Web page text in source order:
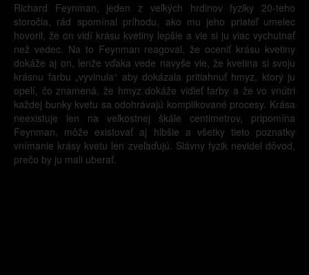
Richard Feynman, jeden z veľkých hrdinov fyziky 20-teho
storočia, rád spomínal príhodu, ako mu jeho priateľ umelec
hovoril, že on vidí krásu kvetiny lepšie a vie si ju viac vychutnať
než vedec. Na to Feynman reagoval, že oceniť krásu kvetiny
dokáže aj on, lenže vďaka vede navyše vie, že kvetina si svoju
krásnu farbu „vyvinula“ aby dokázala pritiahnuť hmyz, ktorý ju
opelí, čo znamená, že hmyz dokáže vidieť farby a že vo vnútri
každej bunky kvetu sa odohrávajú komplikované procesy. Krása
neexistuje len na veľkostnej škále centimetrov, pripomína
Feynman, môže existovať aj hlbšie a všetky tieto poznatky
vnímanie krásy kvetu len zveľaďujú. Slávny fyzik nevidel dôvod,
prečo by ju mali uberať.